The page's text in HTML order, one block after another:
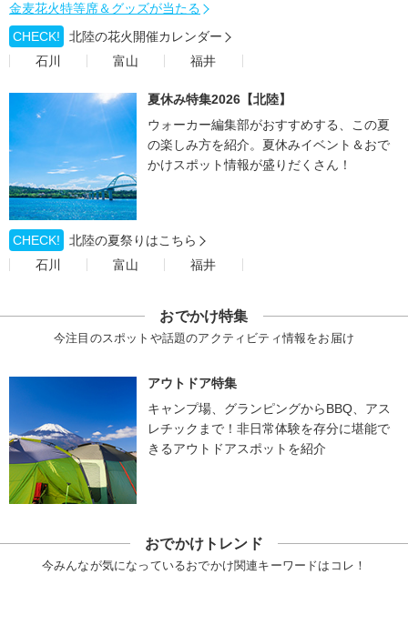
金麦花火特等席＆グッズが当たる
CHECK!
北陸の花火開催カレンダー
石川
富山 福井
夏休み特集2026【北陸】
ウォーカー編集部がおすすめする、この夏
の楽しみ方を紹介。夏休みイベント＆おで
かけスポット情報が盛りだくさん！
CHECK!
北陸の夏祭りはこちら
石川
富山 福井
おでかけ特集
今注目のスポットや話題のアクティビティ情報をお届け
アウトドア特集
キャンプ場、グランピングからBBQ、アス
レチックまで！非日常体験を存分に堪能で
きるアウトドアスポットを紹介
おでかけトレンド
今みんなが気になっているおでかけ関連キーワードはコレ！